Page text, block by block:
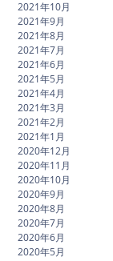
2021年10月
2021年9月
2021年8月
2021年7月
2021年6月
2021年5月
2021年4月
2021年3月
2021年2月
2021年1月
2020年12月
2020年11月
2020年10月
2020年9月
2020年8月
2020年7月
2020年6月
2020年5月